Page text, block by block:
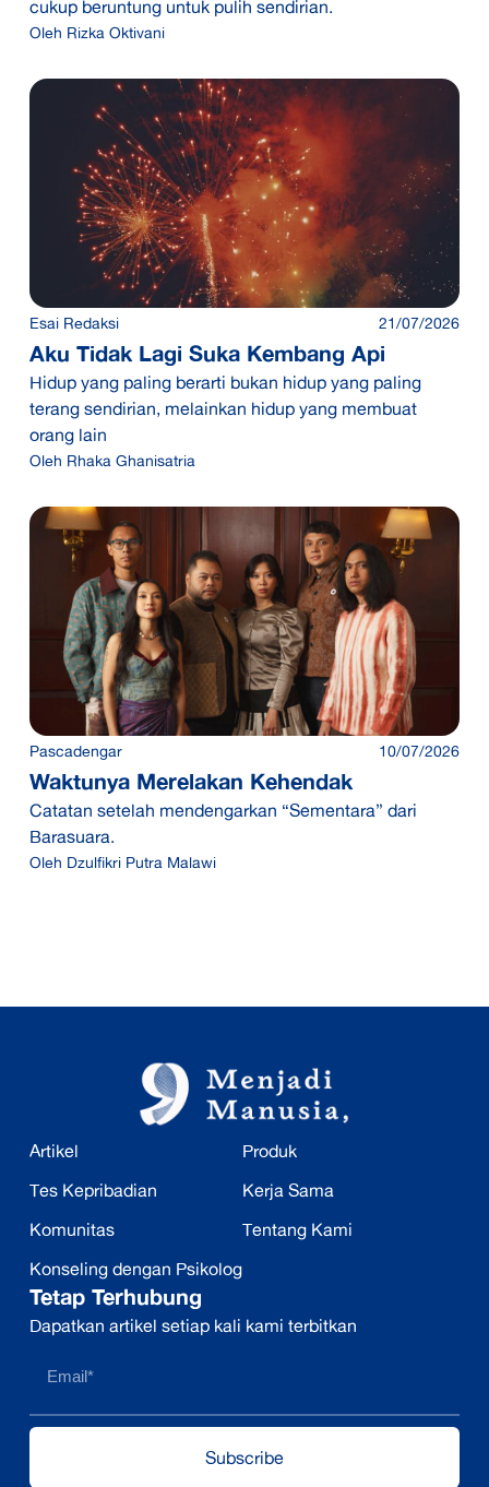
cukup beruntung untuk pulih sendirian.
Oleh Rizka Oktivani
Esai Redaksi 21/07/2026
Aku Tidak Lagi Suka Kembang Api
Hidup yang paling berarti bukan hidup yang paling
terang sendirian, melainkan hidup yang membuat
orang lain
Oleh Rhaka Ghanisatria
Pascadengar 10/07/2026
Waktunya Merelakan Kehendak
Catatan setelah mendengarkan “Sementara” dari
Barasuara.
Oleh Dzulfikri Putra Malawi
Artikel
Tes Kepribadian
Komunitas
Konseling dengan Psikolog
Produk
Kerja Sama
Tentang Kami
Tetap Terhubung
Dapatkan artikel setiap kali kami terbitkan
Subscribe